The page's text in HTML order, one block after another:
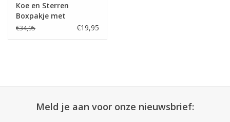
Koe en Sterren
Boxpakje met
capuchon - roze
€34,95 €19,95
Meld je aan voor onze nieuwsbrief: